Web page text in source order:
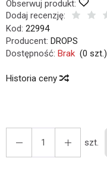
Obserwuj produkt:
Dodaj recenzję:
Kod: 22994
Producent: DROPS
Dostępność: Brak (0 szt.)
Historia ceny
szt.